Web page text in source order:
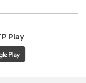
Play